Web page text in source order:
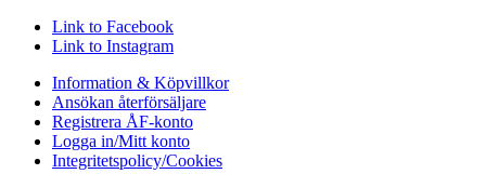
Link to Facebook
Link to Instagram
Information & Köpvillkor
Ansökan återförsäljare
Registrera ÅF-konto
Logga in/Mitt konto
Integritetspolicy/Cookies